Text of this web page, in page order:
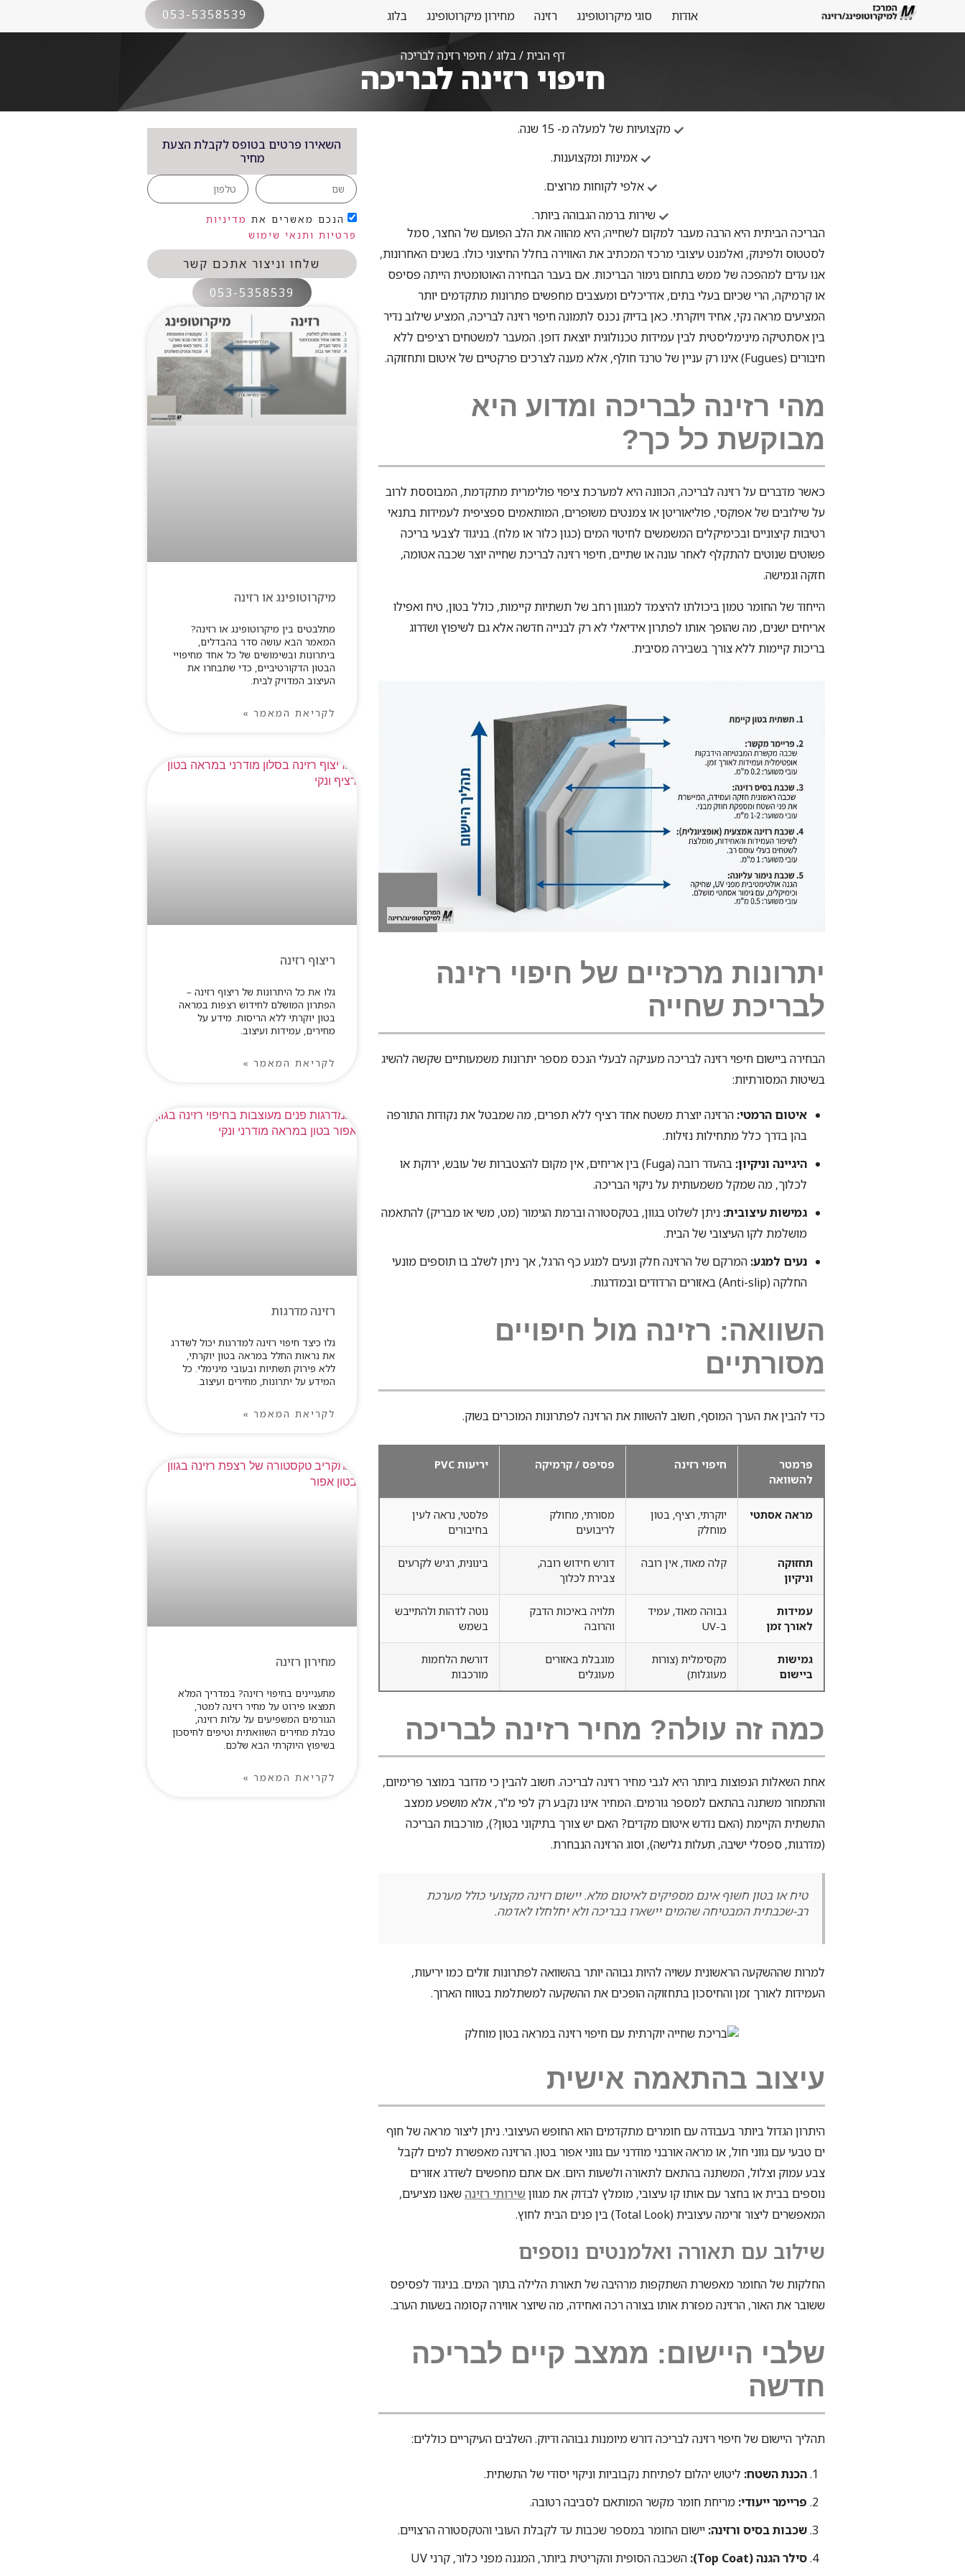
אודות סוגי מיקרוטופינג רזינה מחירון מיקרוטופינג בלוג 053-5358539
דף הבית/בלוג/חיפוי רזינה לבריכה
חיפוי רזינה לבריכה
מקצועיות של למעלה מ- 15 שנה.
אמינות ומקצוענות.
אלפי לקוחות מרוצים.
שירות ברמה הגבוהה ביותר.
הבריכה הביתית היא הרבה מעבר למקום לשחייה; היא מהווה את הלב הפועם של החצר, סמל
לסטטוס ולפינוק, ואלמנט עיצובי מרכזי המכתיב את האווירה בחלל החיצוני כולו. בשנים האחרונות,
אנו עדים למהפכה של ממש בתחום גימור הבריכות. אם בעבר הבחירה האוטומטית הייתה פסיפס
או קרמיקה, הרי שכיום בעלי בתים, אדריכלים ומעצבים מחפשים פתרונות מתקדמים יותר
המציעים מראה נקי, אחיד ויוקרתי. כאן בדיוק נכנס לתמונה חיפוי רזינה לבריכה, המציע שילוב נדיר
בין אסתטיקה מינימליסטית לבין עמידות טכנולוגית יוצאת דופן. המעבר למשטחים רציפים ללא
חיבורים (Fugues) אינו רק עניין של טרנד חולף, אלא מענה לצרכים פרקטיים של איטום ותחזוקה.
מהי רזינה לבריכה ומדוע היא
מבוקשת כל כך?
כאשר מדברים על רזינה לבריכה, הכוונה היא למערכת ציפוי פולימרית מתקדמת, המבוססת לרוב
על שילובים של אפוקסי, פוליאוריטן או צמנטים משופרים, המותאמים ספציפית לעמידות בתנאי
רטיבות קיצוניים ובכימיקלים המשמשים לחיטוי המים (כגון כלור או מלח). בניגוד לצבעי בריכה
פשוטים שנוטים להתקלף לאחר עונה או שתיים, חיפוי רזינה לבריכת שחייה יוצר שכבה אטומה,
חזקה וגמישה.
הייחוד של החומר טמון ביכולתו להיצמד למגוון רחב של תשתיות קיימות, כולל בטון, טיח ואפילו
אריחים ישנים, מה שהופך אותו לפתרון אידיאלי לא רק לבנייה חדשה אלא גם לשיפוץ ושדרוג
בריכות קיימות ללא צורך בשבירה מסיבית.
יתרונות מרכזיים של חיפוי רזינה
לבריכת שחייה
הבחירה ביישום חיפוי רזינה לבריכה מעניקה לבעלי הנכס מספר יתרונות משמעותיים שקשה להשיג
בשיטות המסורתיות:
איטום הרמטי: הרזינה יוצרת משטח אחד רציף ללא תפרים, מה שמבטל את נקודות התורפה
בהן בדרך כלל מתחילות נזילות.
היגיינה וניקיון:
בהעדר רובה (Fuga) בין אריחים, אין מקום להצטברות של עובש, ירוקת או
לכלוך, מה שמקל משמעותית על ניקוי הבריכה.
גמישות עיצובית: ניתן לשלוט בגוון, בטקסטורה וברמת הגימור (מט, משי או מבריק) להתאמה
מושלמת לקו העיצובי של הבית.
נעים למגע: המרקם של הרזינה חלק ונעים למגע כף הרגל, אך ניתן לשלב בו תוספים מונעי
החלקה (Anti-slip) באזורים הרדודים ובמדרגות.
השוואה: רזינה מול חיפויים
מסורתיים
כדי להבין את הערך המוסף, חשוב להשוות את הרזינה לפתרונות המוכרים בשוק.
פרמטר
להשוואה
חיפוי רזינה פסיפס / קרמיקה יריעות PVC
מראה אסתטי
יוקרתי, רציף, בטון
מוחלק
מסורתי, מחולק
לריבועים
פלסטי, נראה לעין
בחיבורים
תחזוקה
וניקיון
קלה מאוד, אין רובה
דורש חידוש רובה,
צבירת לכלוך
בינונית, רגיש לקרעים
עמידות
לאורך זמן
גבוהה מאוד, עמיד
ב-UV
תלויה באיכות הדבק
והרובה
נוטה לדהות ולהתייבש
בשמש
גמישות
ביישום
מקסימלית (צורות
מעוגלות)
מוגבלת באזורים
מעוגלים
דורשת הלחמות
מורכבות
כמה זה עולה? מחיר רזינה לבריכה
אחת השאלות הנפוצות ביותר היא לגבי מחיר רזינה לבריכה. חשוב להבין כי מדובר במוצר פרימיום,
והתמחור משתנה בהתאם למספר גורמים. המחיר אינו נקבע רק לפי מ"ר, אלא מושפע ממצב
התשתית הקיימת (האם נדרש איטום מקדים? האם יש צורך בתיקוני בטון?), מורכבות הבריכה
(מדרגות, ספסלי ישיבה, תעלות גלישה), וסוג הרזינה הנבחרת.
טיח או בטון חשוף אינם מספיקים לאיטום מלא. יישום רזינה מקצועי כולל מערכת
רב-שכבתית המבטיחה שהמים יישארו בבריכה ולא יחלחלו לאדמה.
למרות שההשקעה הראשונית עשויה להיות גבוהה יותר בהשוואה לפתרונות זולים כמו יריעות,
העמידות לאורך זמן והחיסכון בתחזוקה הופכים את ההשקעה למשתלמת בטווח הארוך.
עיצוב בהתאמה אישית
היתרון הגדול ביותר בעבודה עם חומרים מתקדמים הוא החופש העיצובי. ניתן ליצור מראה של חוף
ים טבעי עם גווני חול, או מראה אורבני מודרני עם גווני אפור בטון. הרזינה מאפשרת למים לקבל
צבע עמוק וצלול, המשתנה בהתאם לתאורה ולשעות היום. אם אתם מחפשים לשדרג אזורים
נוספים בבית או בחצר עם אותו קו עיצובי, מומלץ לבדוק את מגוון שירותי רזינה שאנו מציעים,
המאפשרים ליצור זרימה עיצובית (Total Look) בין פנים הבית לחוץ.
שילוב עם תאורה ואלמנטים נוספים
החלקות של החומר מאפשרת השתקפות מרהיבה של תאורת הלילה בתוך המים. בניגוד לפסיפס
ששובר את האור, הרזינה מפזרת אותו בצורה רכה ואחידה, מה שיוצר אווירה קסומה בשעות הערב.
שלבי היישום: ממצב קיים לבריכה
חדשה
תהליך היישום של חיפוי רזינה לבריכה דורש מיומנות גבוהה ודיוק. השלבים העיקריים כוללים:
הכנת השטח: ליטוש יהלום לפתיחת נקבוביות וניקוי יסודי של התשתית.
פריימר ייעודי: מריחת חומר מקשר המותאם לסביבה רטובה.
שכבות בסיס ורזינה: יישום החומר במספר שכבות עד לקבלת העובי והטקסטורה הרצויים.
סילר הגנה (Top Coat):
השכבה הסופית והקריטית ביותר, המגנה מפני כלור, קרני UV
השאירו פרטים בטופס לקבלת הצעת
מחיר
הנכם מאשרים את מדיניות
פרטיות ותנאי שימוש
שלחו וניצור אתכם קשר
053-5358539
מיקרוטופינג או רזינה
מתלבטים בין מיקרוטופינג או רזינה?
המאמר הבא עושה סדר בהבדלים,
ביתרונות ובשימושים של כל אחד מחיפויי
הבטון הדקורטיביים, כדי שתבחרו את
העיצוב המדויק לבית.
לקריאת המאמר »
ריצוף רזינה
גלו את כל היתרונות של ריצוף רזינה –
הפתרון המושלם לחידוש רצפות במראה
בטון יוקרתי ללא הריסות. מידע על
מחירים, עמידות ועיצוב.
לקריאת המאמר »
רזינה מדרגות
גלו כיצד חיפוי רזינה למדרגות יכול לשדרג
את נראות החלל במראה בטון יוקרתי,
ללא פירוק תשתיות ובעובי מינימלי. כל
המידע על יתרונות, מחירים ועיצוב.
לקריאת המאמר »
מחירון רזינה
מתעניינים בחיפוי רזינה? במדריך המלא
תמצאו פירוט על מחיר רזינה למטר,
הגורמים המשפיעים על עלות רזינה,
טבלת מחירים השוואתית וטיפים לחיסכון
בשיפוץ היוקרתי הבא שלכם.
לקריאת המאמר »